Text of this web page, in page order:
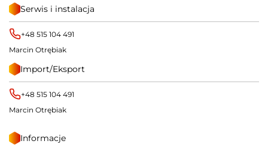
Serwis i instalacja
+48 515 104 491
Marcin Otrębiak
Import/Eksport
+48 515 104 491
Marcin Otrębiak
Informacje